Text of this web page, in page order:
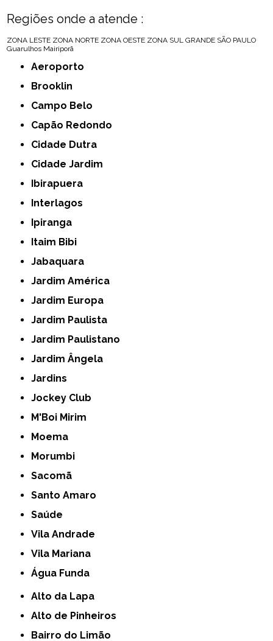
Regiões onde a atende :
ZONA LESTE ZONA NORTE ZONA OESTE ZONA SUL GRANDE SÃO PAULO
Guarulhos Mairiporã
Aeroporto
Brooklin
Campo Belo
Capão Redondo
Cidade Dutra
Cidade Jardim
Ibirapuera
Interlagos
Ipiranga
Itaim Bibi
Jabaquara
Jardim América
Jardim Europa
Jardim Paulista
Jardim Paulistano
Jardim Ângela
Jardins
Jockey Club
M'Boi Mirim
Moema
Morumbi
Sacomã
Santo Amaro
Saúde
Vila Andrade
Vila Mariana
Água Funda
Alto da Lapa
Alto de Pinheiros
Bairro do Limão